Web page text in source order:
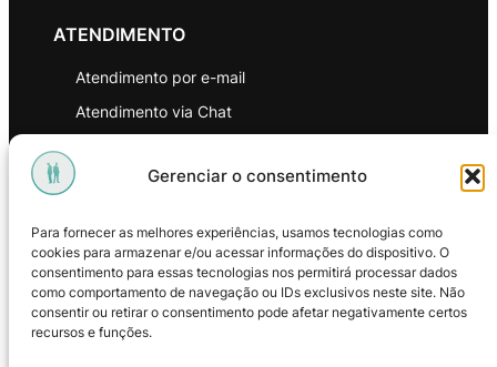
Gerenciar o consentimento
Para fornecer as melhores experiências, usamos tecnologias como
cookies para armazenar e/ou acessar informações do dispositivo. O
consentimento para essas tecnologias nos permitirá processar dados
como comportamento de navegação ou IDs exclusivos neste site. Não
consentir ou retirar o consentimento pode afetar negativamente certos
recursos e funções.
ATENDIMENTO
Atendimento por e-mail
Atendimento via Chat
Política de Privacidade
Política de Troca e Devoluções
Política de Reembolso